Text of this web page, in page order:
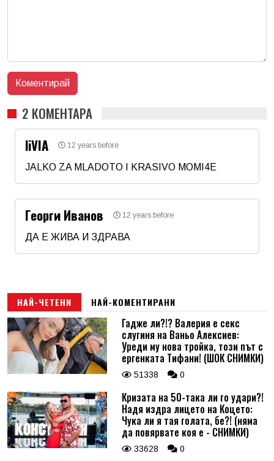
2 КОМЕНТАРА
liVIA
12 years before
JALKO ZA MLADOTO I KRASIVO MOMI4E
Email
Георги Иванов 12 years before
ДА Е ЖИВА И ЗДРАВА
Email
Коментар*
НАЙ-ЧЕТЕНИ НАЙ-КОМЕНТИРАНИ
Гадже ли?!? Валерия е секс
слугиня на Ваньо Алексиев:
Уреди му нова тройка, този път с
ергенката Тифани! (ШОК СНИМКИ)
51338 0
Кризата на 50-така ли го удари?!
Надя издра лицето на Коцето:
Чука ли я тая голата, бе?! (няма
да повярвате коя е - СНИМКИ)
33628 0